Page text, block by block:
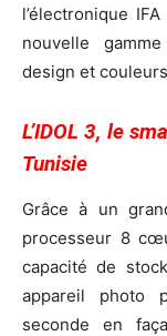
l’électronique
nouvelle
design et
L’IDOL 3, le
Tunisie
Grâce à un
processeur 8
capacité de
appareil photo
seconde en